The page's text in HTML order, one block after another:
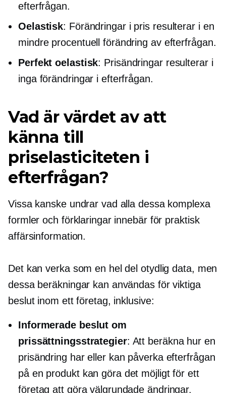
efterfrågan.
Oelastisk: Förändringar i pris resulterar i en
mindre procentuell förändring av efterfrågan.
Perfekt oelastisk: Prisändringar resulterar i
inga förändringar i efterfrågan.
Vad är värdet av att
känna till
priselasticiteten i
efterfrågan?
Vissa kanske undrar vad alla dessa komplexa
formler och förklaringar innebär för praktisk
affärsinformation.
Det kan verka som en hel del otydlig data, men
dessa beräkningar kan användas för viktiga
beslut inom ett företag, inklusive:
Informerade beslut om
prissättningsstrategier: Att beräkna hur en
prisändring har eller kan påverka efterfrågan
på en produkt kan göra det möjligt för ett
företag att göra välgrundade ändringar.